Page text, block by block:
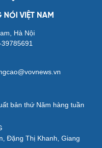
NÓI VIỆT NAM
Hà Nội
bản thứ Năm hàng tuần
Đặng Thị Khanh, Giang